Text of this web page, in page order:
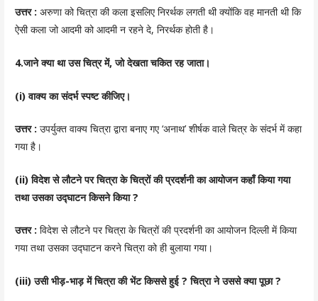
उत्तर : अरुणा को चित्रा की कला इसलिए निरर्थक लगती थी क्योंकि वह मानती थी कि
ऐसी कला जो आदमी को आदमी न रहने दे, निरर्थक होती है।
4.जाने क्या था उस चित्र में, जो देखता चकित रह जाता।
(i) वाक्य का संदर्भ स्पष्ट कीजिए।
उत्तर : उपर्युक्त वाक्य चित्रा द्वारा बनाए गए ‘अनाथ’ शीर्षक वाले चित्र के संदर्भ में कहा
गया है।
(ii) विदेश से लौटने पर चित्रा के चित्रों की प्रदर्शनी का आयोजन कहाँ किया गया
तथा उसका उद्घाटन किसने किया ?
उत्तर : विदेश से लौटने पर चित्रा के चित्रों की प्रदर्शनी का आयोजन दिल्ली में किया
गया तथा उसका उद्घाटन करने चित्रा को ही बुलाया गया।
(iii) उसी भीड़-भाड़ में चित्रा की भेंट किससे हुई ? चित्रा ने उससे क्या पूछा ?